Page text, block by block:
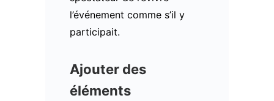
l’événement comme s’il y
participait.
Ajouter des
éléments